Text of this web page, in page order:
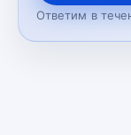
Ответим в